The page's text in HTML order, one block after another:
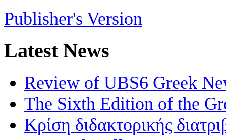
Publisher's Version
Latest News
Review of UBS6 Greek
The Sixth Edition of the
Κρίση διδακτορικής